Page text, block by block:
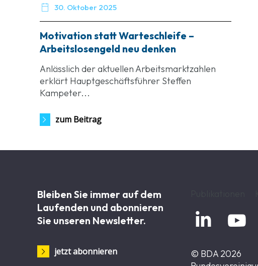
 30. Oktober 2025
Motivation statt Warteschleife –
Arbeitslosengeld neu denken
Anlässlich der aktuellen Arbeitsmarktzahlen
erklärt Hauptgeschäftsführer Steffen
Kampeter...
zum Beitrag
Bleiben Sie immer auf dem
Laufenden und abonnieren
Sie unseren Newsletter.
jetzt abonnieren
 
© BDA 2026